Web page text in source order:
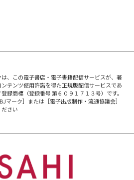
は、この電子書店・電子書籍配信サービスが、著
テンツ使用許諾を得た正規版配信サービスであ
録商標（登録番号 第６０９１７１３号）です。
マーク］または［電子出版制作・流通協議会］
さい